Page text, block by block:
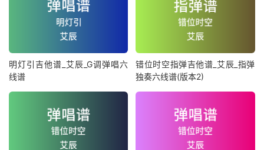
明灯引吉他谱_艾辰_G调弹唱六
线谱
错位时空指弹吉他谱_艾辰_指弹
独奏六线谱(版本2)